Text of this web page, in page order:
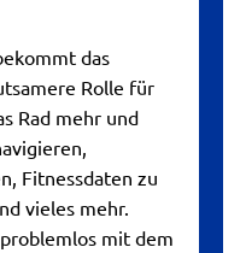
das
Rolle für
Rad mehr und
Fitnessdaten zu
vieles mehr.
mit dem